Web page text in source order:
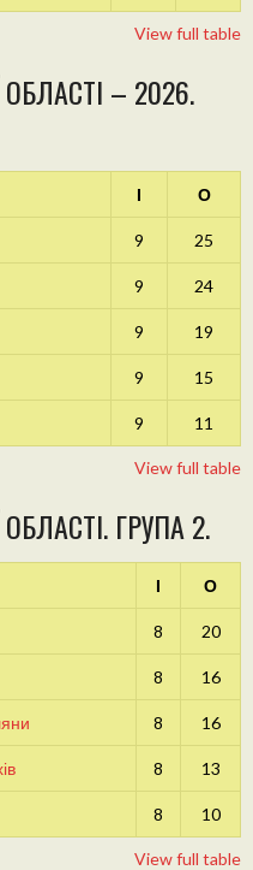
View full table
– 2026.
І О
9 25
9 24
9 19
9 15
9 11
View full table
ГРУПА 2.
І О
8 20
8 16
8 16
8 13
8 10
View full table